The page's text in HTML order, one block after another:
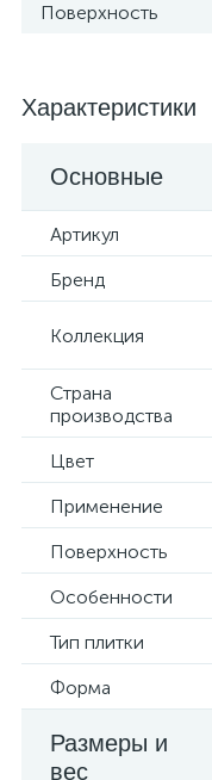
Поверхность
Характеристики
Основные
Артикул
Бренд
Коллекция
Страна
производства
Цвет
Применение
Поверхность
Особенности
Тип плитки
Форма
Размеры и
вес